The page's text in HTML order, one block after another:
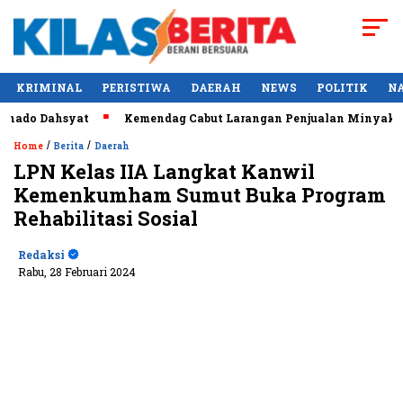
KRIMINAL PERISTIWA DAERAH NEWS POLITIK
Kemendag Cabut Larangan Penjualan Minyak Goreng
Home / Berita / Daerah
LPN Kelas IIA Langkat Kanwil
Kemenkumham Sumut Buka Program
Rehabilitasi Sosial
Redaksi
Rabu, 28 Februari 2024